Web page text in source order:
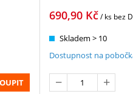
690,90 Kč/ ks bez
Skladem > 10
Dostupnost na